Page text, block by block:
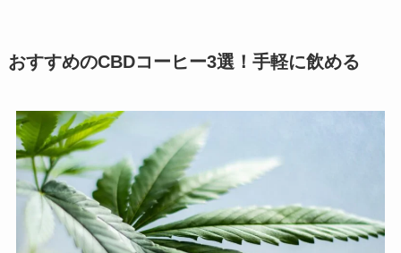
おすすめのCBDコーヒー3選！手軽に飲める